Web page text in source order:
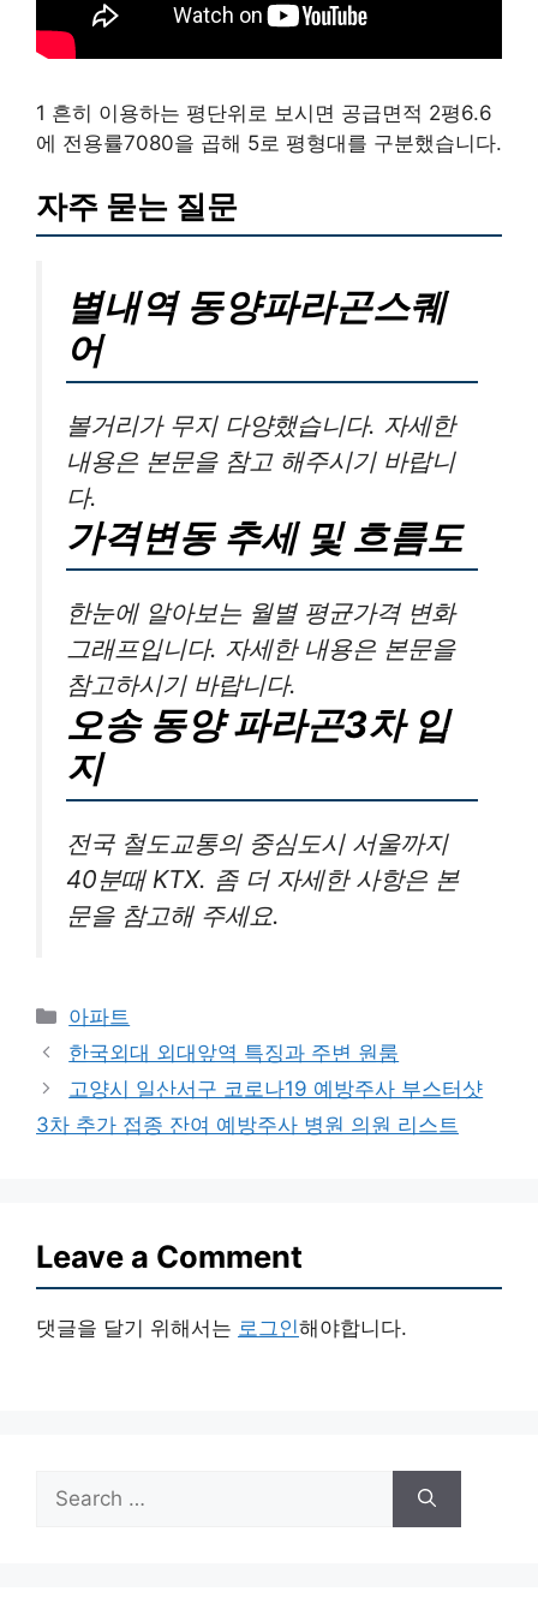
1 흔히 이용하는 평단위로 보시면 공급면적 2평6.6
에 전용률7080을 곱해 5로 평형대를 구분했습니다.
자주 묻는 질문
별내역 동양파라곤스퀘
어
볼거리가 무지 다양했습니다. 자세한
내용은 본문을 참고 해주시기 바랍니
다.
가격변동 추세 및 흐름도
한눈에 알아보는 월별 평균가격 변화
그래프입니다. 자세한 내용은 본문을
참고하시기 바랍니다.
오송 동양 파라곤3차 입
지
전국 철도교통의 중심도시 서울까지
40분때 KTX. 좀 더 자세한 사항은 본
문을 참고해 주세요.
Categories
아파트
한국외대 외대앞역 특징과 주변 원룸
고양시 일산서구 코로나19 예방주사 부스터샷
3차 추가 접종 잔여 예방주사 병원 의원 리스트
Leave a Comment
댓글을 달기 위해서는 로그인해야합니다.
for: